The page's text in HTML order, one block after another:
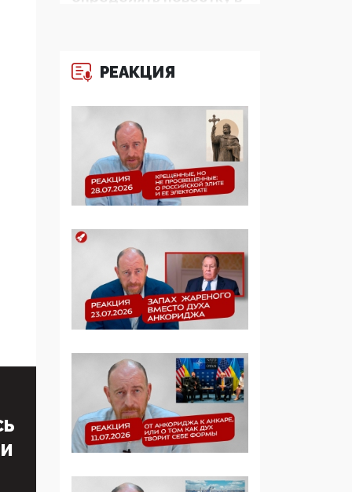
5G за счет здоровья
намерено отобрать у
регионов и
муниципалитетов право
защищать жилые дома
и социальные объекты
от ЭМИ
05:58, 26 Мая 2026
Роскомнадзор
освободили от борца с
деструктивным и
опасным контентом
Манифест против
семьи и традиционных
ценностей: «Новые
люди» поднимают
электорат феминисток
на битву с
и»
РЕАКЦИЯ